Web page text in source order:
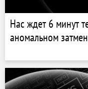
Нас ждет 6 минут
аномальном